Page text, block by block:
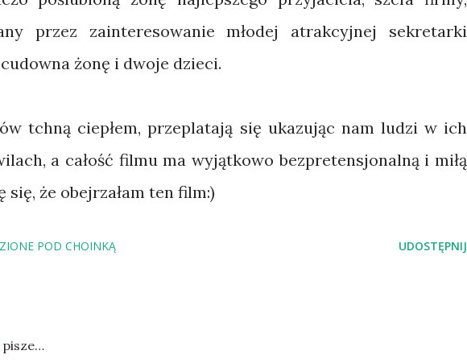
przez zainteresowanie młodej atrakcyjnej sekretarki
żonę i dwoje dzieci.
tchną ciepłem, przeplatają się ukazując nam ludzi w ich
a całość filmu ma wyjątkowo bezpretensjonalną i miłą
się, że obejrzałam ten film:)
POD CHOINKĄ UDOSTĘPNIJ
pisze…